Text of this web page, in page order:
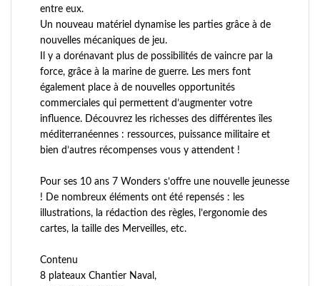
entre eux.
Un nouveau matériel dynamise les parties grâce à de
nouvelles mécaniques de jeu.
Il y a dorénavant plus de possibilités de vaincre par la
force, grâce à la marine de guerre. Les mers font
également place à de nouvelles opportunités
commerciales qui permettent d’augmenter votre
influence. Découvrez les richesses des différentes îles
méditerranéennes : ressources, puissance militaire et
bien d’autres récompenses vous y attendent !
Pour ses 10 ans 7 Wonders s’offre une nouvelle jeunesse
! De nombreux éléments ont été repensés : les
illustrations, la rédaction des règles, l’ergonomie des
cartes, la taille des Merveilles, etc.
Contenu
8 plateaux Chantier Naval,